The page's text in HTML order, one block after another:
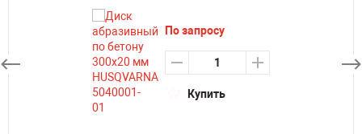
По запросу
Купить